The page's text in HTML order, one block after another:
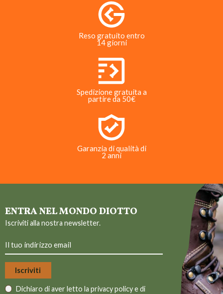
Reso gratuito entro
14 giorni
Spedizione gratuita a
partire da 50€
Garanzia di qualità di
2 anni
ENTRA NEL MONDO DIOTTO
Iscriviti alla nostra newsletter.
Dichiaro di aver letto la privacy policye di